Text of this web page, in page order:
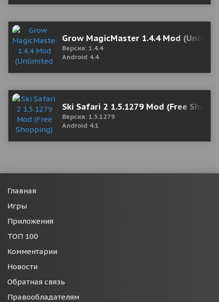
Grow MagicMaster 1.4.4 Mod
Версия: 1.4.4
Android 4.4
Ski Safari 2 1.5.1279 Mod (Free
Версия: 1.5.1279
Android 4.1
Главная
Игры
Приложения
ТОП 100
Комментарии
Новости
Обратная связь
Правообладателям